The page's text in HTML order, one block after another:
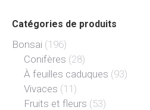
Catégories de produits
Bonsai (196)
Conifères (28)
À feuilles caduques (93)
Vivaces (11)
Fruits et fleurs (53)